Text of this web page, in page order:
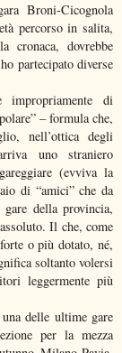
Broni-Cicognola
percorso in salita,
dovrebbe
partecipato diverse
di
– formula che,
nell’ottica degli
uno straniero
(evviva la
di “amici” che da
della provincia,
Il che, come
o più dotato, né,
soltanto volersi
leggermente più
delle ultime gare
per la mezza